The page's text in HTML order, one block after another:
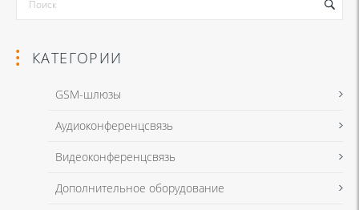
Я даю согласие на обработку моих персональных данных для
связи в соответствии сПолитикой в отношении обработки
КАТЕГОРИИ
GSM-шлюзы
Аудиоконференцсвязь
Видеоконференцсвязь
Дополнительное оборудование